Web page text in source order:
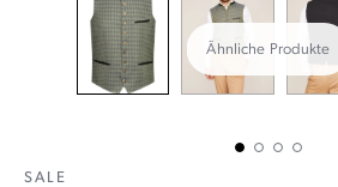
Ähnliche Produkte
SALE